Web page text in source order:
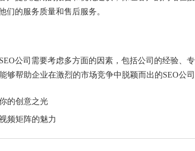
们的服务质量和售后服务。
公司需要考虑多方面的因素，包括公司的经验、
够帮助企业在激烈的市场竞争中脱颖而出的SEO公司
的创意之光
频矩阵的魅力